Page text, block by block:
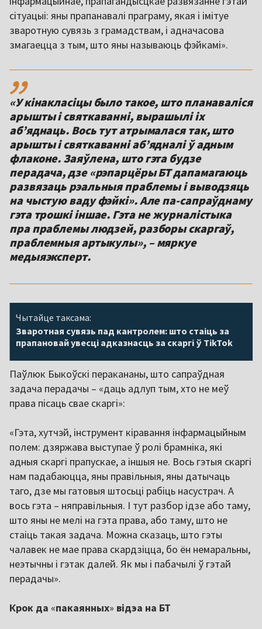
сітуацыі: яны прапанавалі праграму, якая і імітуе
зваротную сувязь з грамадствам, і адначасова
змагаецца з тым, што яны называюць фэйкамі».
,,
«У кінакласіцы было такое, што планаваліся
арышты і святкаванні, вырашылі іх
аб’яднаць. Вось тут атрымалася так, што
арышты і святкаванні аб’ядналі ў адным
флаконе. Заяўлена, што гэта будзе
перадача, дзе «рэпарцёры БТ дапамагаюць
развязаць рэальныя праблемы і выводзяць
на чыстую ваду фэйкі». Але па-сапраўднаму
гэта трошкі іншае. Гэта не журналістыка
пра праблемы людзей, разборы скаргаў,
праблемныя артыкулы», – мяркуе
медыяэксперт.
Чытайце таксама:
Зваротная сувязь пад кантролем: што стаіць за
прапановай увесці адказнасць за скаргі ў TikTok
Паўлюк Быкоўскі перакананы, што сапраўдная
задача перадачы – «даць адлуп тым, хто не меў
права пісаць свае скаргі»:
«Гэта, хутчэй, інструмент кіравання інфармацыйным
полем: дзяржава выступае ў ролі брамніка, які
адныя скаргі прапускае, а іншыя не. Вось гэтыя скаргі
нам падабаюцца, яны правільныя, яны датычаць
таго, дзе мы гатовыя штосьці рабіць насустрач. А
вось гэта – няправільныя. І тут разбор ідзе або таму,
што яны не мелі на гэта права, або таму, што не
стаіць такая задача. Можна сказаць, што гэты
чалавек не мае права скардзіцца, бо ён немаральны,
неэтычны і гэтак далей. Як мы і пабачылі ў гэтай
перадачы».
Крок да «пакаянных» відэа на БТ